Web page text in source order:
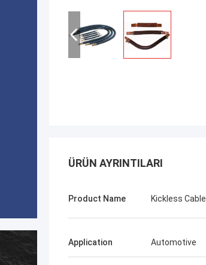
ÜRÜN AYRINTILARI
Product Name Kickless Cable
Application Automotive